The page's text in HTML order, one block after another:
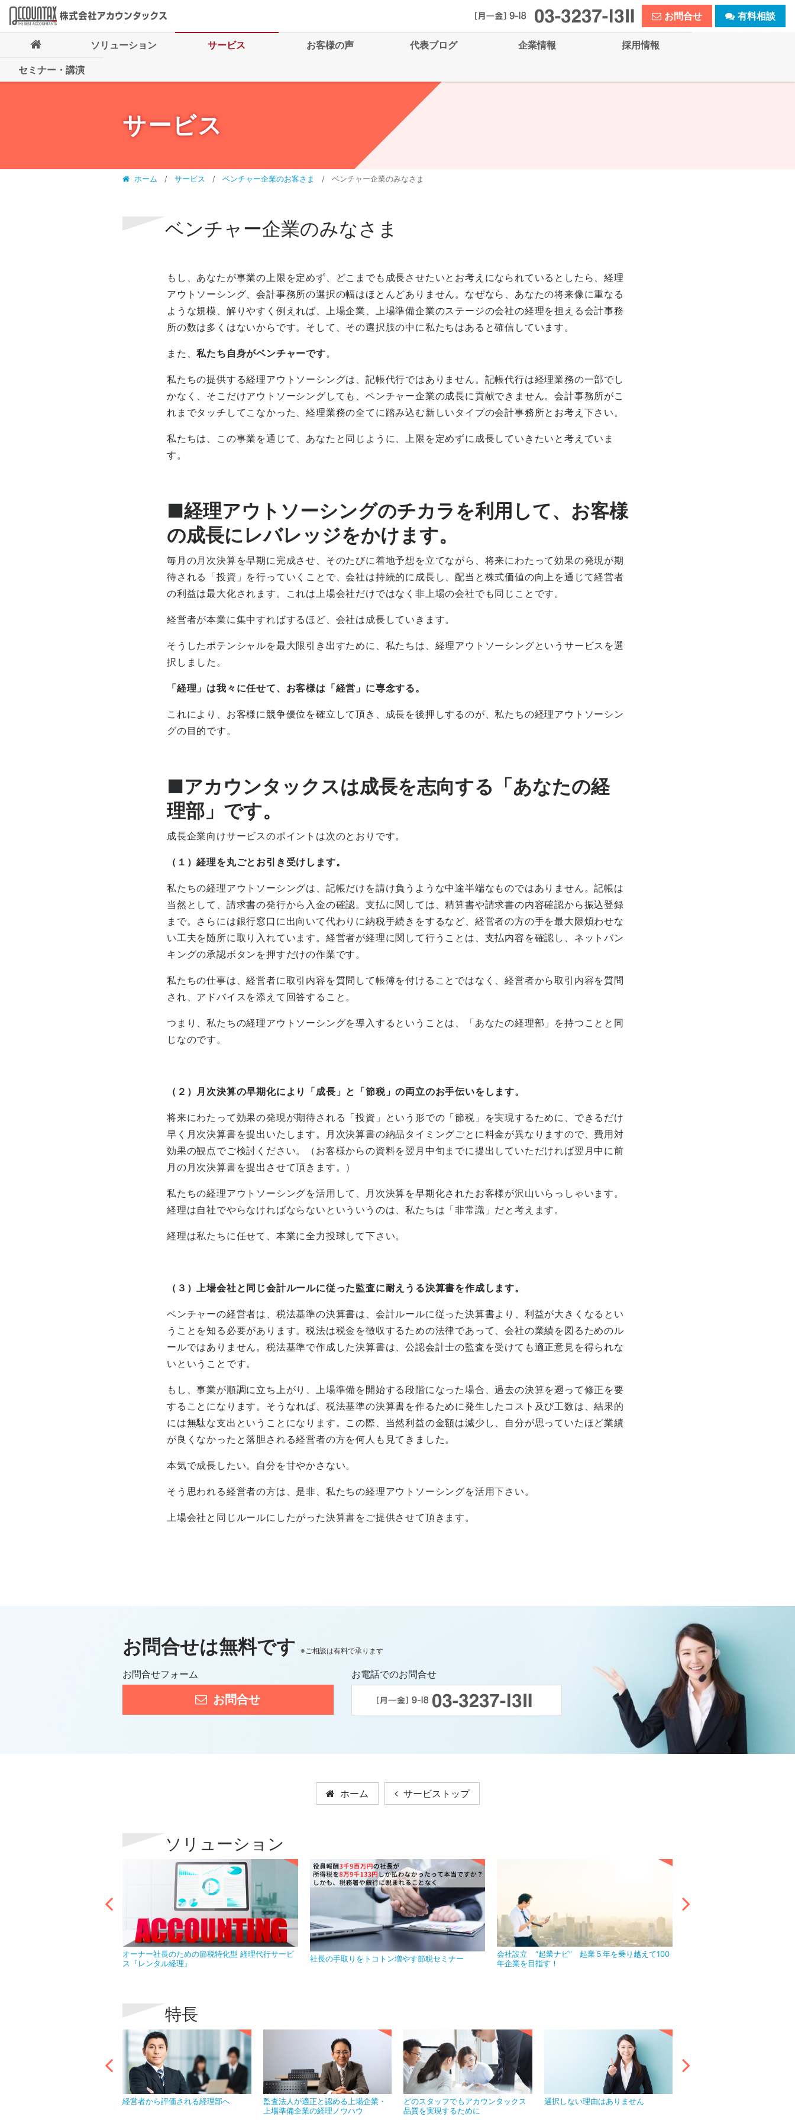
お問合せ 有料相談
ソリューション サービス お客様の声 代表ブログ 企業情報 採用情報
セミナー・講演
サービス
ホーム サービス ベンチャー企業のお客さま ベンチャー企業のみなさま
ベンチャー企業のみなさま
もし、あなたが事業の上限を定めず、どこまでも成長させたいとお考えになられているとしたら、経理
アウトソーシング、会計事務所の選択の幅はほとんどありません。なぜなら、あなたの将来像に重なる
ような規模、解りやすく例えれば、上場企業、上場準備企業のステージの会社の経理を担える会計事務
所の数は多くはないからです。そして、その選択肢の中に私たちはあると確信しています。
また、私たち自身がベンチャーです。
私たちの提供する経理アウトソーシングは、記帳代行ではありません。記帳代行は経理業務の一部でし
かなく、そこだけアウトソーシングしても、ベンチャー企業の成長に貢献できません。会計事務所がこ
れまでタッチしてこなかった、経理業務の全てに踏み込む新しいタイプの会計事務所とお考え下さい。
私たちは、この事業を通じて、あなたと同じように、上限を定めずに成長していきたいと考えていま
す。
■経理アウトソーシングのチカラを利用して、お客様
の成長にレバレッジをかけます。
毎月の月次決算を早期に完成させ、そのたびに着地予想を立てながら、将来にわたって効果の発現が期
待される「投資」を行っていくことで、会社は持続的に成長し、配当と株式価値の向上を通じて経営者
の利益は最大化されます。これは上場会社だけではなく非上場の会社でも同じことです。
経営者が本業に集中すればするほど、会社は成長していきます。
そうしたポテンシャルを最大限引き出すために、私たちは、経理アウトソーシングというサービスを選
択しました。
「経理」は我々に任せて、お客様は「経営」に専念する。
これにより、お客様に競争優位を確立して頂き、成長を後押しするのが、私たちの経理アウトソーシン
グの目的です。
■アカウンタックスは成長を志向する「あなたの経
理部」です。
成長企業向けサービスのポイントは次のとおりです。
（１）経理を丸ごとお引き受けします。
私たちの経理アウトソーシングは、記帳だけを請け負うような中途半端なものではありません。記帳は
当然として、請求書の発行から入金の確認。支払に関しては、精算書や請求書の内容確認から振込登録
まで。さらには銀行窓口に出向いて代わりに納税手続きをするなど、経営者の方の手を最大限煩わせな
い工夫を随所に取り入れています。経営者が経理に関して行うことは、支払内容を確認し、ネットバン
キングの承認ボタンを押すだけの作業です。
私たちの仕事は、経営者に取引内容を質問して帳簿を付けることではなく、経営者から取引内容を質問
され、アドバイスを添えて回答すること。
つまり、私たちの経理アウトソーシングを導入するということは、「あなたの経理部」を持つことと同
じなのです。
（２）月次決算の早期化により「成長」と「節税」の両立のお手伝いをします。
将来にわたって効果の発現が期待される「投資」という形での「節税」を実現するために、できるだけ
早く月次決算書を提出いたします。月次決算書の納品タイミングごとに料金が異なりますので、費用対
効果の観点でご検討ください。（お客様からの資料を翌月中旬までに提出していただければ翌月中に前
月の月次決算書を提出させて頂きます。）
私たちの経理アウトソーシングを活用して、月次決算を早期化されたお客様が沢山いらっしゃいます。
経理は自社でやらなければならないといういうのは、私たちは「非常識」だと考えます。
経理は私たちに任せて、本業に全力投球して下さい。
（３）上場会社と同じ会計ルールに従った監査に耐えうる決算書を作成します。
ベンチャーの経営者は、税法基準の決算書は、会計ルールに従った決算書より、利益が大きくなるとい
うことを知る必要があります。税法は税金を徴収するための法律であって、会社の業績を図るためのル
ールではありません。税法基準で作成した決算書は、公認会計士の監査を受けても適正意見を得られな
いということです。
もし、事業が順調に立ち上がり、上場準備を開始する段階になった場合、過去の決算を遡って修正を要
することになります。そうなれば、税法基準の決算書を作るために発生したコスト及び工数は、結果的
には無駄な支出ということになります。この際、当然利益の金額は減少し、自分が思っていたほど業績
が良くなかったと落胆される経営者の方を何人も見てきました。
本気で成長したい。自分を甘やかさない。
そう思われる経営者の方は、是非、私たちの経理アウトソーシングを活用下さい。
上場会社と同じルールにしたがった決算書をご提供させて頂きます。
お問合せは無料です ※ご相談は有料で承ります
お問合せフォーム
お問合せ
お電話でのお問合せ
ホーム サービストップ
ソリューション
オーナー社長のための節税特化型 経理代行サービ
ス『レンタル経理』
社長の手取りをトコトン増やす節税セミナー
会社設立 “起業ナビ” 起業５年を乗り越えて100
年企業を目指す！
特長
経営者から評価される経理部へ
監査法人が適正と認める上場企業・
上場準備企業の経理ノウハウ
どのスタッフでもアカウンタックス
品質を実現するために
選択しない理由はありません